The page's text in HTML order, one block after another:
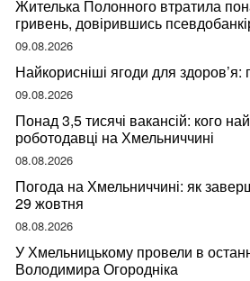
Жителька Полонного втратила
гривень, довірившись
09.08.2026
Найкорисніші ягоди для здоров’я:
09.08.2026
Понад 3,5 тисячі вакансій: кого
роботодавці на Хмельниччині
08.08.2026
Погода на Хмельниччині: як
29 жовтня
08.08.2026
У Хмельницькому провели в
Володимира Огородніка